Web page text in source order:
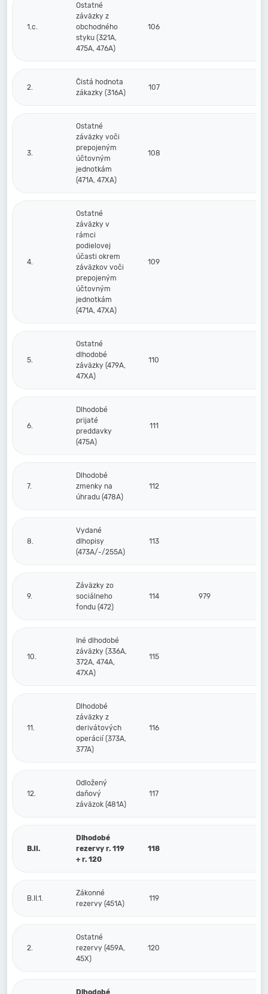
1.c.
Ostatné
záväzky z
obchodného
styku (321A,
475A, 476A)
106
2.
Čistá hodnota
zákazky (316A)
107
3.
Ostatné
záväzky voči
prepojeným
účtovným
jednotkám
(471A, 47XA)
108
4.
Ostatné
záväzky v
rámci
podielovej
účasti okrem
záväzkov voči
prepojeným
účtovným
jednotkám
(471A, 47XA)
109
5.
Ostatné
dlhodobé
záväzky (479A,
47XA)
110
6.
Dlhodobé
prijaté
preddavky
(475A)
111
7.
Dlhodobé
zmenky na
úhradu (478A)
112
8.
Vydané
dlhopisy
(473A/-/255A)
113
9.
Záväzky zo
sociálneho
fondu (472)
114 979
10.
Iné dlhodobé
záväzky (336A,
372A, 474A,
47XA)
115
11.
Dlhodobé
záväzky z
derivátových
operácií (373A,
377A)
116
12.
Odložený
daňový
záväzok (481A)
117
B.II.
Dlhodobé
rezervy r. 119
+ r. 120
118
B.II.1.
Zákonné
rezervy (451A)
119
2.
Ostatné
rezervy (459A,
45X)
120
Dlhodobé